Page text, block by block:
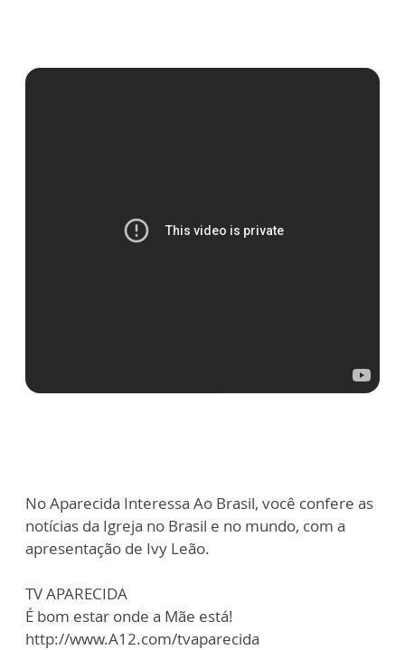
No Aparecida Interessa Ao Brasil, você confere as
notícias da Igreja no Brasil e no mundo, com a
apresentação de Ivy Leão.
TV APARECIDA
É bom estar onde a Mãe está!
http://www.A12.com/tvaparecida